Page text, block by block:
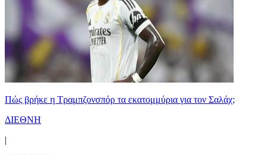
Πώς βρήκε η Τραμπζονσπόρ τα εκατομμύρια για τον Σαλάχ;
ΔΙΕΘΝΗ
|